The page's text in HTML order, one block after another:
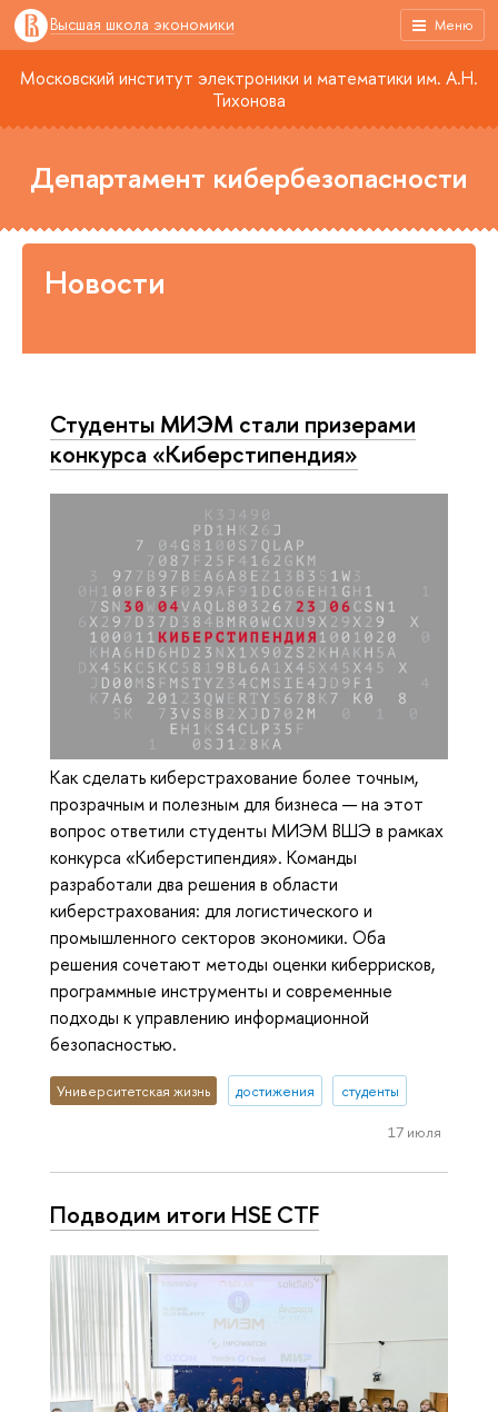
Меню
Высшая школа экономики
Московский институт электроники и математики им. А.Н.
Тихонова
Департамент кибербезопасности
Новости
Студенты МИЭМ стали призерами
конкурса «Киберстипендия»
Как сделать киберстрахование более точным,
прозрачным и полезным для бизнеса — на этот
вопрос ответили студенты МИЭМ ВШЭ в рамках
конкурса «Киберстипендия». Команды
разработали два решения в области
киберстрахования: для логистического и
промышленного секторов экономики. Оба
решения сочетают методы оценки киберрисков,
программные инструменты и современные
подходы к управлению информационной
безопасностью.
Университетская жизнь достижения студенты
17 июля
Подводим итоги HSE CTF